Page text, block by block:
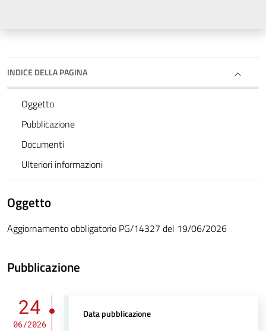
INDICE DELLA PAGINA
Oggetto
Pubblicazione
Documenti
Ulteriori informazioni
Oggetto
Aggiornamento obbligatorio PG/14327 del 19/06/2026
Pubblicazione
24
06/2026
Data pubblicazione